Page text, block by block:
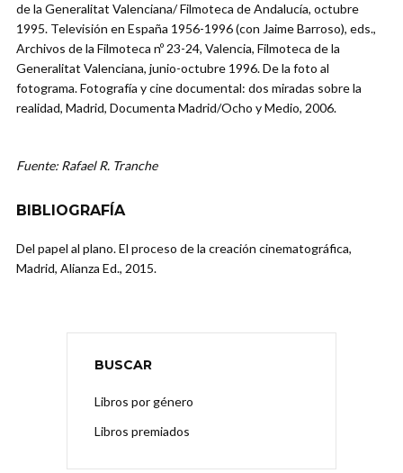
de la Generalitat Valenciana/ Filmoteca de Andalucía, octubre
1995. Televisión en España 1956-1996 (con Jaime Barroso), eds.,
Archivos de la Filmoteca nº 23-24, Valencia, Filmoteca de la
Generalitat Valenciana, junio-octubre 1996. De la foto al
fotograma. Fotografía y cine documental: dos miradas sobre la
realidad, Madrid, Documenta Madrid/Ocho y Medio, 2006.
Fuente: Rafael R. Tranche
BIBLIOGRAFÍA
Del papel al plano. El proceso de la creación cinematográfica,
Madrid, Alianza Ed., 2015.
BUSCAR
Libros por género
Libros premiados